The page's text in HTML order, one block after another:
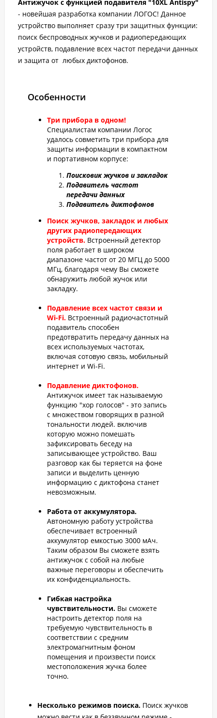
Антижучок с функцией подавителя "10XL Antispy"
- новейшая разработка компании ЛОГОС! Данное
устройство выполняет сразу три защитных функции:
поиск беспроводных жучков и радиопередающих
устройств, подавление всех частот передачи данных
и защита от любых диктофонов.
Особенности
Три прибора в одном!
Специалистам компании Логос
удалось совметить три прибора для
защиты информации в компактном
и портативном корпусе:
Поисковик жучков и закладок
Подавитель частот
передачи данных
Подавитель диктофонов
Поиск жучков, закладок и любых
других радиопередающих
устройств. Встроенный детектор
поля работает в широком
диапазоне частот от 20 МГЦ до 5000
МГц, благодаря чему Вы сможете
обнаружить любой жучок или
закладку.
Подавление всех частот связи и
Wi-Fi. Встроенный радиочастотный
подавитель способен
предотвратить передачу данных на
всех используемых частотах,
включая сотовую связь, мобильный
интернет и Wi-Fi.
Подавление диктофонов.
Антижучок имеет так называемую
функцию "хор голосов" - это запись
с множеством говорящих в разной
тональности людей. включив
которую можно помешать
зафиксировать беседу на
записывающее устройство. Ваш
разговор как бы теряется на фоне
записи и выделить ценную
информацию с диктофона станет
невозможным.
Работа от аккумулятора.
Автономную работу устройства
обеспечивает встроенный
аккумулятор емкостью 3000 мАч.
Таким образом Вы сможете взять
антижучок с собой на любые
важные переговоры и обеспечить
их конфиденциальность.
Гибкая настройка
чувствительности. Вы сможете
настроить детектор поля на
требуемую чувствительность в
соответствии с средним
электромагнитным фоном
помещения и произвести поиск
местоположения жучка более
точно.
Несколько режимов поиска. Поиск жучков